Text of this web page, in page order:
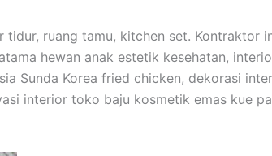
tidur, ruang tamu, kitchen set. Kontraktor
hewan anak estetik kesehatan,
Sunda Korea fried chicken, dekorasi
interior toko baju kosmetik emas kue